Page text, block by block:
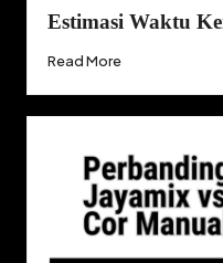
Estimasi Waktu
Read More